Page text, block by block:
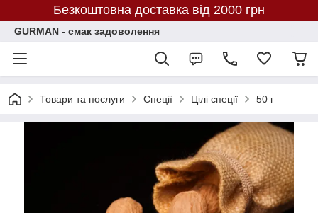
Безкоштовна доставка від 2000 грн
GURMAN - смак задоволення
Товари та послуги Спеції Цілі спеції 50 г